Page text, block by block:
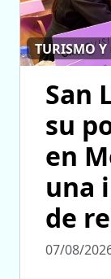
TURISMO
San
su
en
una
de
07/08/